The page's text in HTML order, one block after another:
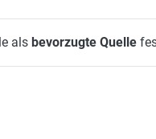
als bevorzugte Quelle